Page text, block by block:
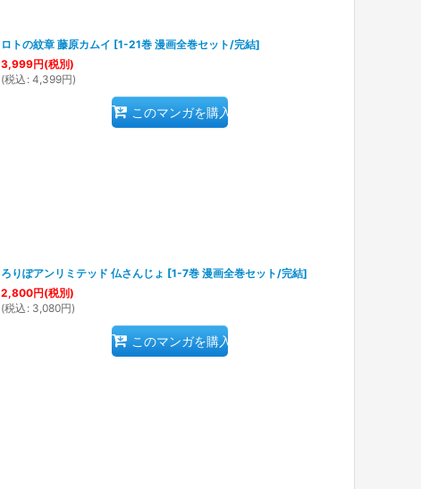
ロトの紋章 藤原カムイ [1-21巻 漫画全巻セット/完結]
3,999円(税別)
(税込 : 4,399円)
このマンガを購入
ろりぽアンリミテッド 仏さんじょ [1-7巻 漫画全巻セット/完結]
2,800円(税別)
(税込 : 3,080円)
このマンガを購入